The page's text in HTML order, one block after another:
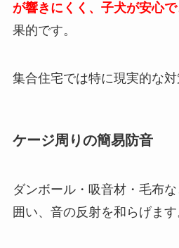
が響きにくく、子犬が安心
果的です。
集合住宅では特に現実的な対
ケージ周りの簡易防音
ダンボール・吸音材・毛布
囲い、音の反射を和らげます